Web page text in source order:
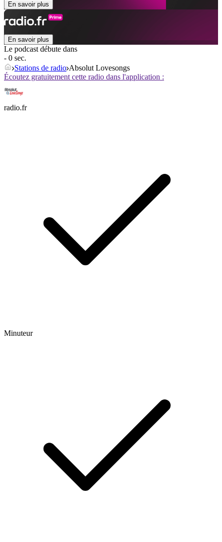
En savoir plus
En savoir plus
Le podcast débute dans
- 0 sec.
Stations de radio Absolut Lovesongs
Écoutez gratuitement cette radio dans l'application :
radio.fr
Minuteur